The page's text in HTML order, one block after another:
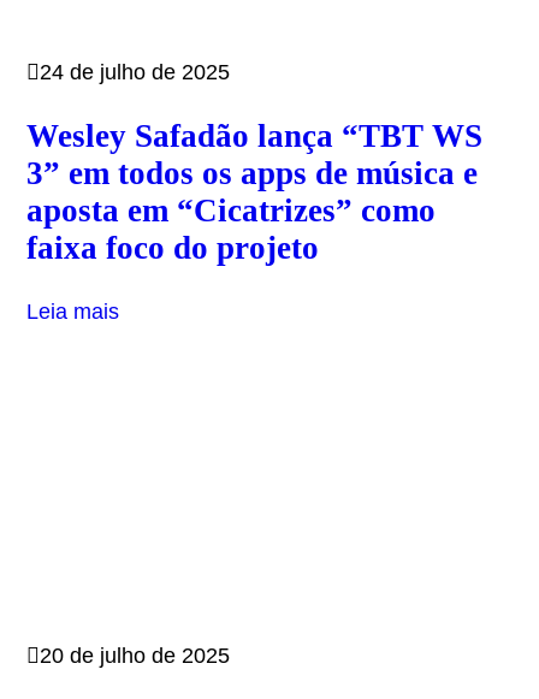
24 de julho de 2025
Wesley Safadão lança “TBT WS
3” em todos os apps de música e
aposta em “Cicatrizes” como
faixa foco do projeto
Leia mais
20 de julho de 2025